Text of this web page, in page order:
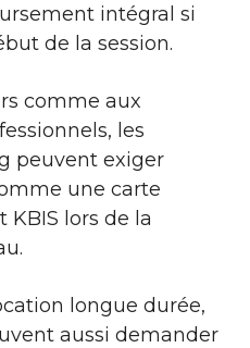
intégral si
de la session.
comme aux
les
peuvent exiger
une carte
KBIS lors de la
longue durée,
aussi demander